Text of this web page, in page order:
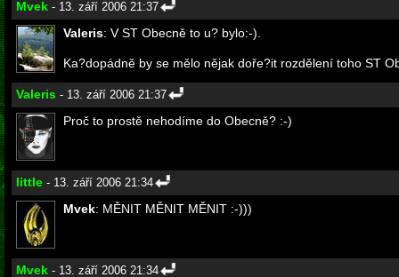
Mvek - 13. září 2006 21:37
Valeris: V ST Obecně to u? bylo:-).
Ka?dopádně by se mělo nějak doře?it rozdělení toho ST
Valeris - 13. září 2006 21:37
Proč to prostě nehodíme do Obecně? :-)
little - 13. září 2006 21:34
Mvek: MĚNIT MĚNIT MĚNIT :-)))
Mvek - 13. září 2006 21:34